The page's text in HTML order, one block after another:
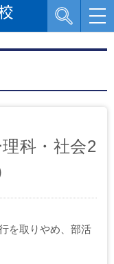
科・社会2
を取りやめ、部活